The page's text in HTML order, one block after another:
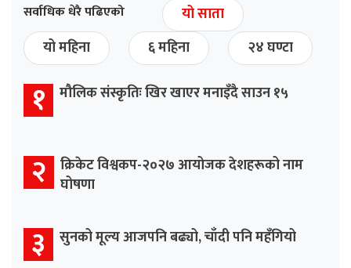
सर्वाधिक धेरै पढिएको
यो साता
यो महिना
६ महिना २४ घण्टा
१ मौलिक संस्कृतिः खिर खाएर मनाइँदै साउन १५
२ क्रिकेट विश्वकप-२०२७ आयोजक देशहरूको नाम
घोषणा
३ सुनको मूल्य आजपनि बढ्यो, चाँदी पनि महँगियो